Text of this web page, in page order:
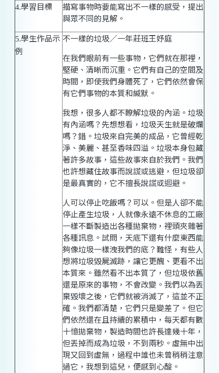
4.學習目標
描寫事物時要能寫出不一樣的感受，提出
與眾不同的見解。
5.學生作品示
例
不一樣的垃圾／一年莊班王妤庭
在我們眼前有一些事物，它們就在那裡，
堅硬、清晰而沉重。它們有自己的空間及
時間，即使我們身體死了，它們依然會保
有它們事物的本質和緘默。
我想，很多人都不瞭解垃圾的內涵。垃圾
有內涵嗎？先想想看，垃圾天生就是破爛
嗎？錯。垃圾來自完美的成品，它曾經乾
淨、美麗、甚至香味四溢。垃圾本身包藏
著許多故事，這些故事來自於我們。我們
也許想藏住故事而說謊或逃避，但垃圾卻
是最真實的，它不擅長說謊或迴避。
人可以停止吃飯嗎？可以。但是人卻不能
停止產生垃圾，人就像永遠不休息的工廠
一樣不斷製造出各種拋棄物，裡頭夾雜著
各種訊息。試問，天底下還有什麼東西能
夠像垃圾一樣洩我們的底？難怪，有些人
想將垃圾毀屍滅跡，讓它更醜、更看不出
本質來。雖然看不出本質了，但垃圾依舊
還是原來的事物，不會改變。我們以為丟
棄毀壞之後，它們就被消滅了，這並不正
確。我們都清楚，它們只是變差了。但它
們依然還在且持續的累積中，每天都有數
十憶拋棄物，製造時間也許長達幾十年，
但丟掉而成為垃圾，不到兩秒。虛無中出
現又回到虛無，過程中誰也未曾稍稍注意
過它，我想到這兒，便感到心酸。